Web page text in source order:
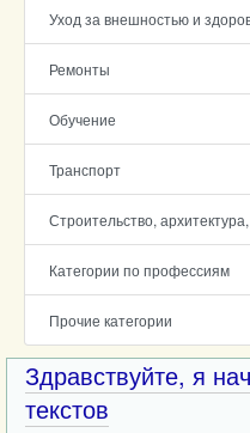
Уход за внешностью и
Ремонты
Обучение
Транспорт
Строительство,
Категории по профессиям
Прочие категории
Здравствуйте, я
текстов